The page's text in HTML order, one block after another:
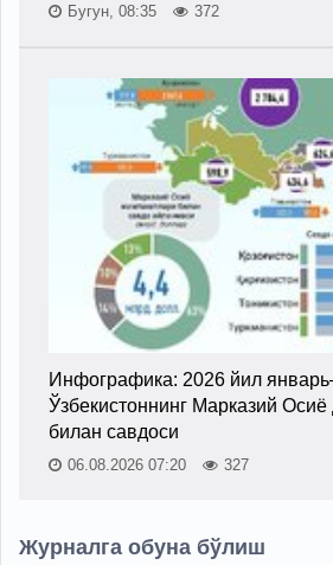
Бугун, 08:35 372
Инфографика: 2026 йил
Ўзбекистоннинг Марказий Осиё
билан савдоси
06.08.2026 07:20 327
Журналга обуна бўлиш